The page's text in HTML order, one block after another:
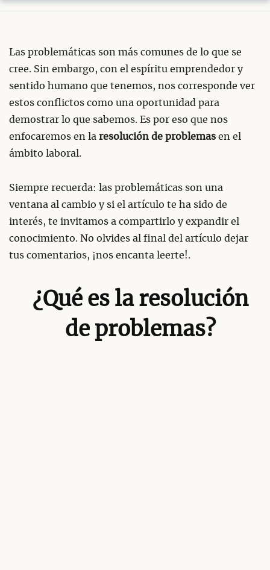
Las problemáticas son más comunes de lo que se
cree. Sin embargo, con el espíritu emprendedor y
sentido humano que tenemos, nos corresponde ver
estos conflictos como una oportunidad para
demostrar lo que sabemos. Es por eso que nos
enfocaremos en la resolución de problemas en el
ámbito laboral.
Siempre recuerda: las problemáticas son una
ventana al cambio y si el artículo te ha sido de
interés, te invitamos a compartirlo y expandir el
conocimiento. No olvides al final del artículo dejar
tus comentarios, ¡nos encanta leerte!.
¿Qué es la resolución
de problemas?